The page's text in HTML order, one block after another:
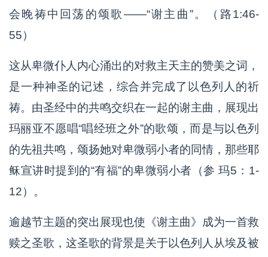
会晚祷中回荡的颂歌——“谢主曲”。（路1:46-
55）
这从卑微仆人内心涌出的对救主天主的赞美之词，
是一种神圣的记述，综合并完成了以色列人的祈
祷。由圣经中的共鸣交织在一起的谢主曲，展现出
玛丽亚不愿唱“唱经班之外”的歌颂，而是与以色列
的先祖共鸣，颂扬她对卑微弱小者的同情，那些耶
稣宣讲时提到的“有福”的卑微弱小者（参 玛5：1-
12）。
逾越节主题的突出展现也使《谢主曲》成为一首救
赎之圣歌，这圣歌的背景是关于以色列人从埃及被